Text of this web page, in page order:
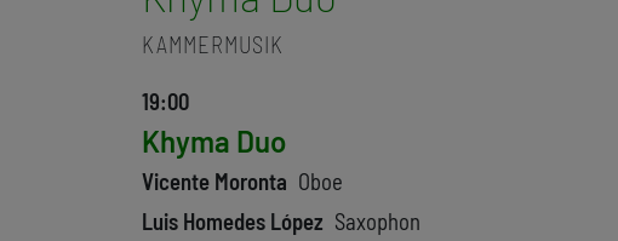
KAMMERMUSIK
19:00
Khyma Duo
Vicente Moronta Oboe
Luis Homedes López Saxophon